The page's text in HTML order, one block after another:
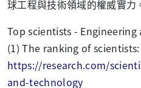
球工程與技術領域的權威實力
Top scientists -
(1) The ranking of scientists:
https://research.com/
and-technology